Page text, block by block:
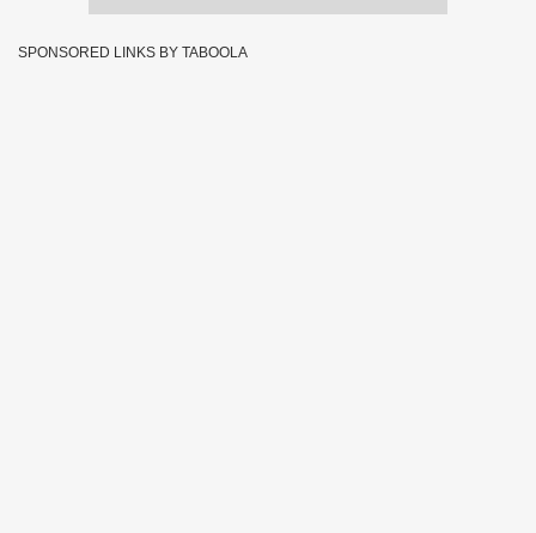
SPONSORED LINKS BY TABOOLA